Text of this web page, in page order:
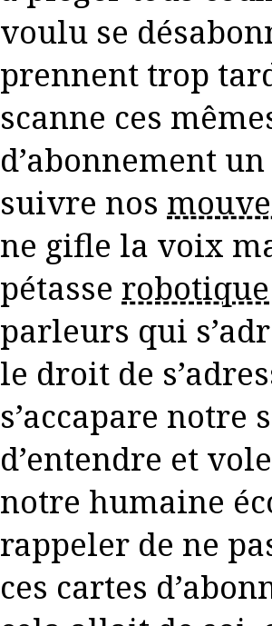
voulu se
prennent trop
scanne ces
d’abonnement
suivre nos
ne gifle la voix
pétasse robotique
parleurs qui
le droit de
s’accapare
d’entendre et
notre humaine
rappeler de ne
ces cartes